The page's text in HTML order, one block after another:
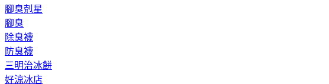
腳臭剋星
腳臭
除臭襪
防臭襪
三明治冰餅
好涼冰店